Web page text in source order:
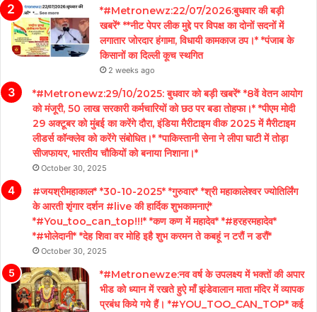
*#Metronewz:22/07/2026:बुधवार की बड़ी
खबरें* **नीट पेपर लीक मुद्दे पर विपक्ष का दोनों सदनों में
लगातार जोरदार हंगामा, विधायी कामकाज ठप।* *पंजाब के
किसानों का दिल्ली कूच स्थगित
2 weeks ago
*#Metronewz:29/10/2025: बुधवार को बड़ी खबरें* *8वें वेतन आयोग
को मंजूरी, 50 लाख सरकारी कर्मचारियों को छठ पर बडा तोहफा।* *पीएम मोदी
29 अक्टूबर को मुंबई का करेंगे दौरा, इंडिया मैरीटाइम वीक 2025 में मैरीटाइम
लीडर्स कॉन्क्लेव को करेंगे संबोधित।* *पाकिस्तानी सेना ने लीपा घाटी में तोड़ा
सीजफायर, भारतीय चौकियों को बनाया निशाना।*
October 30, 2025
#जयश्रीमहाकाल* *30-10-2025* *गुरुवार* *श्री महाकालेश्वर ज्योतिर्लिंग
के आरती शृंगार दर्शन #live की हार्दिक शुभकामनाएं*
*#You_too_can_top!!!* *कण कण में महादेव* *#हरहरमहादेव*
*#भोलेदानी* *देह शिवा वर मोहि इहै शुभ करमन ते कबहूं न टरौं न डरौं*
October 30, 2025
*#Metronewze:नव वर्ष के उपलक्ष्य में भक्तों की अपार
भीड को ध्यान में रखते हुऐ माँ झंडेवालान माता मंदिर में व्यापक
प्रबंध किये गये हैं। *#YOU_TOO_CAN_TOP* कई